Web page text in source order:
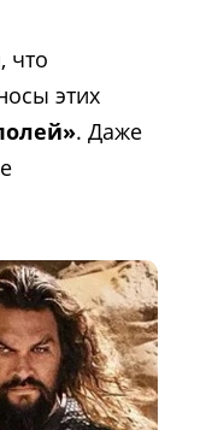
что
этих
. Даже